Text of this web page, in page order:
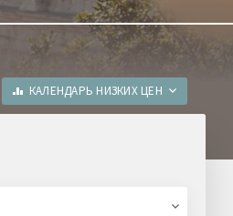
КАЛЕНДАРЬ НИЗКИХ ЦЕН